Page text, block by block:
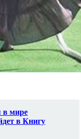
в мире
в Книгу